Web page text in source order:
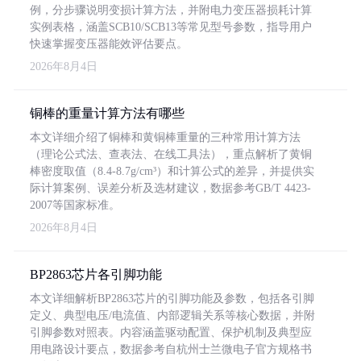
例，分步骤说明变损计算方法，并附电力变压器损耗计算
实例表格，涵盖SCB10/SCB13等常见型号参数，指导用户
快速掌握变压器能效评估要点。
2026年8月4日
铜棒的重量计算方法有哪些
本文详细介绍了铜棒和黄铜棒重量的三种常用计算方法
（理论公式法、查表法、在线工具法），重点解析了黄铜
棒密度取值（8.4-8.7g/cm³）和计算公式的差异，并提供实
际计算案例、误差分析及选材建议，数据参考GB/T 4423-
2007等国家标准。
2026年8月4日
BP2863芯片各引脚功能
本文详细解析BP2863芯片的引脚功能及参数，包括各引脚
定义、典型电压/电流值、内部逻辑关系等核心数据，并附
引脚参数对照表。内容涵盖驱动配置、保护机制及典型应
用电路设计要点，数据参考自杭州士兰微电子官方规格书